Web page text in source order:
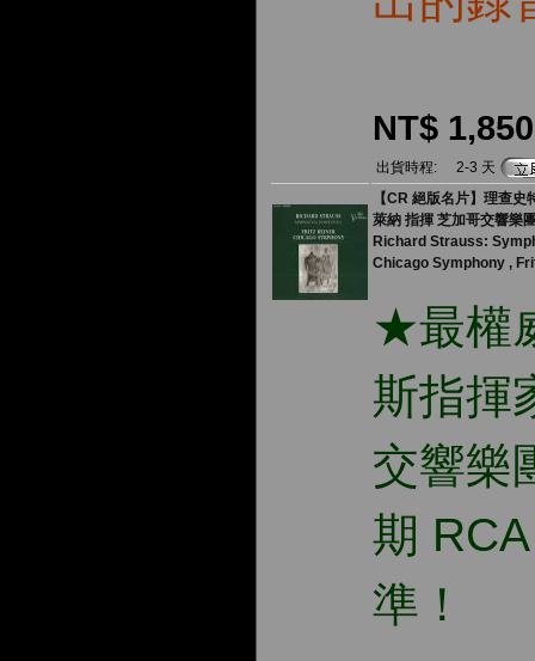
NT$ 1,850
出貨時程:
2-3 天
【CR 絕版名片】理查
萊納 指揮 芝加哥交響樂
Richard Strauss:
Chicago Symphony ,
★最權
斯指揮
交響樂
期
準！